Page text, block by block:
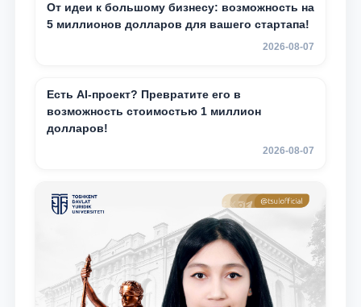
От идеи к большому бизнесу: возможность на
5 миллионов долларов для вашего стартапа!
2026-08-07
Есть AI-проект? Превратите его в
возможность стоимостью 1 миллион
долларов!
2026-08-07